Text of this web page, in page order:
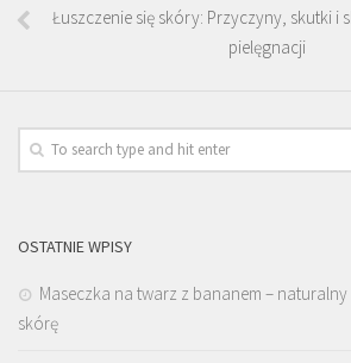
Łuszczenie się skóry: Przyczyny, skutki i
pielęgnacji
OSTATNIE WPISY
Maseczka na twarz z bananem –
skórę